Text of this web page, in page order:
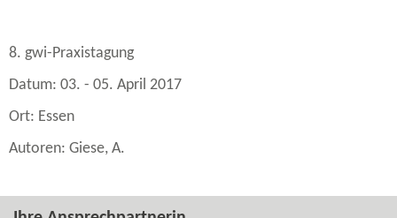
8. gwi-​Praxistagung
Datum: 03. - 05. April 2017
Ort: Essen
Autoren: Giese, A.